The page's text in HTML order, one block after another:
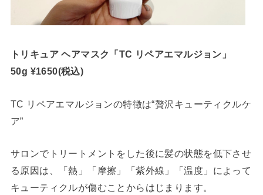
トリキュア ヘアマスク「TC リペアエマルジョン」
50g ¥1650(税込)
TC リペアエマルジョンの特徴は“贅沢キューティクルケ
ア”
サロンでトリートメントをした後に髪の状態を低下させ
る原因は、「熱」「摩擦」「紫外線」「温度」によって
キューティクルが傷むことからはじまります。